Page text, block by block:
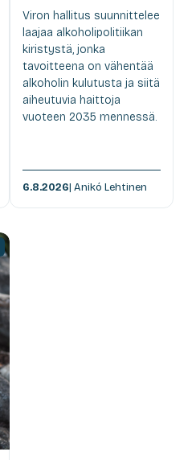
Viron hallitus suunnittelee
laajaa alkoholipolitiikan
kiristystä, jonka
tavoitteena on vähentää
alkoholin kulutusta ja siitä
aiheutuvia haittoja
vuoteen 2035 mennessä.
6.8.2026| Anikó Lehtinen